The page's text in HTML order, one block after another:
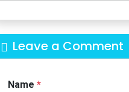
Leave a Comment
Name*